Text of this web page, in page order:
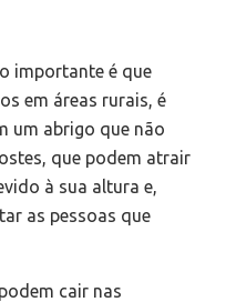
importante é que
em áreas rurais, é
um abrigo que não
que podem atrair
à sua altura e,
as pessoas que
cair nas